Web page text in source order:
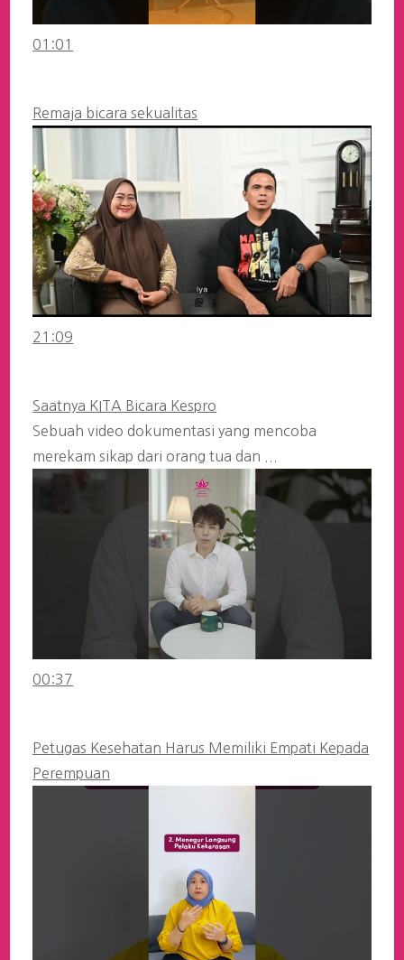
01:01
Remaja bicara sekualitas
21:09
Saatnya KITA Bicara Kespro
Sebuah video dokumentasi yang mencoba
merekam sikap dari orang tua dan ...
00:37
Petugas Kesehatan Harus Memiliki Empati Kepada
Perempuan